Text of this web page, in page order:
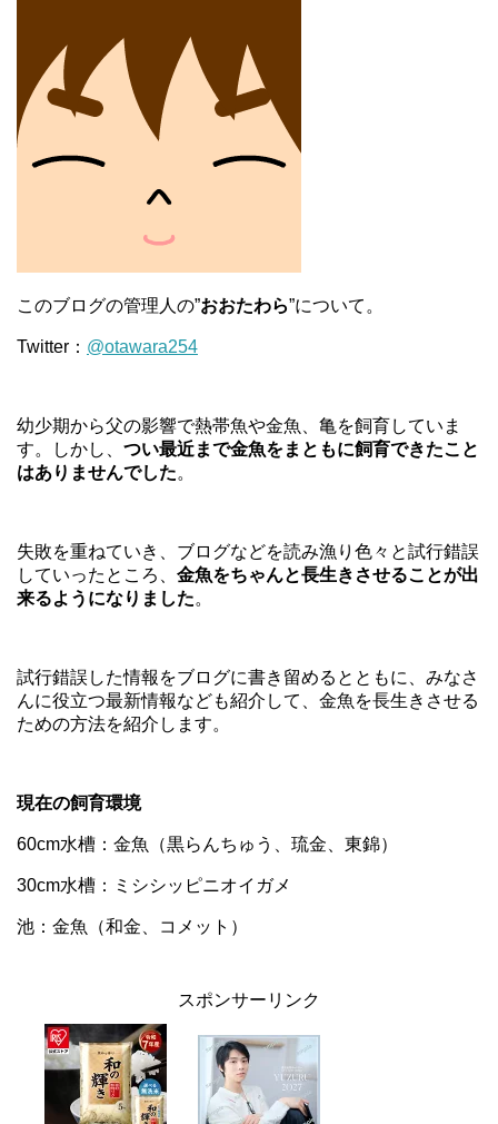
このブログの管理人の”おおたわら”について。
Twitter： @otawara254
幼少期から父の影響で熱帯魚や金魚、亀を飼育していま
す。しかし、 つい最近まで金魚をまともに飼育できたこと
はありませんでした。
失敗を重ねていき、ブログなどを読み漁り色々と試行錯誤
していったところ、 金魚をちゃんと長生きさせることが出
来るようになりました。
試行錯誤した情報をブログに書き留めるとともに、みなさ
んに役立つ最新情報なども紹介して、金魚を長生きさせる
ための方法を紹介します。
現在の飼育環境
60cm水槽：金魚（黒らんちゅう、琉金、東錦）
30cm水槽：ミシシッピニオイガメ
池：金魚（和金、コメット）
スポンサーリンク